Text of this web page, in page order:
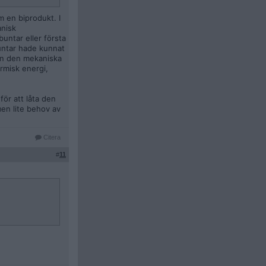
en biprodukt. I
eller första
hade kunnat
den mekaniska
energi,
att låta den
lite behov av
Citera
#11